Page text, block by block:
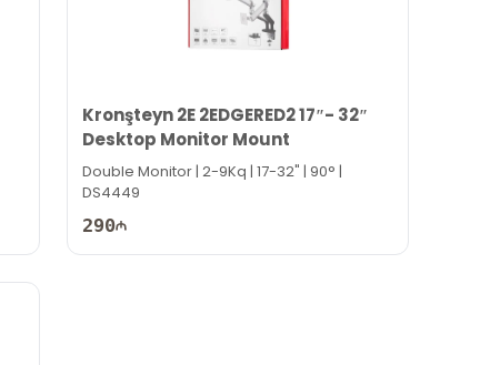
Kronşteyn 2E 2EDGERED2 17″- 32″
Desktop Monitor Mount
Double Monitor | 2-9Kq | 17-32" | 90° |
DS4449
290